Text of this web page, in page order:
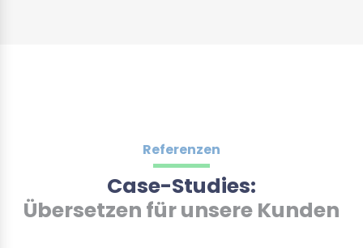
Referenzen
Case-Studies:
Übersetzen für unsere Kunden